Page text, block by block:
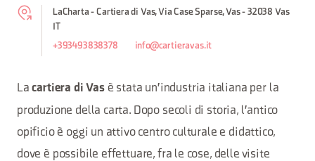
LaCharta - Cartiera di Vas, Via Case Sparse, Vas - 32038 Vas
IT
+393493838378 info@cartieravas.it
Lacartiera di Vasè stata un'industria italiana per la
produzione della carta. Dopo secoli di storia, l'antico
opificio è oggi un attivo centro culturale e didattico,
dove è possibile effettuare, fra le cose, delle visite